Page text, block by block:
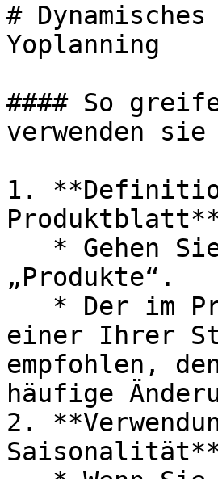
#
Yoplanning
#### So
verwenden sie
1.
„Produkte“.
einer Ihrer
empfohlen,
häufige
2.